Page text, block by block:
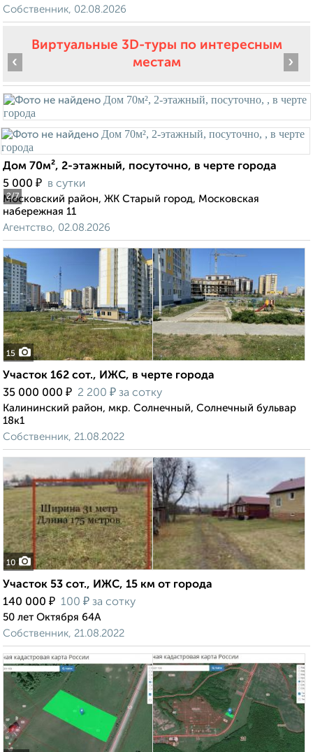
Собственник, 02.08.2026
Виртуальные 3D-туры по интересным
местам
2/7
‹ ›
Дом 70м², 2-этажный, посуточно, в черте города
5 000 ₽ в сутки
Московский район, ЖК Старый город, Московская
набережная 11
Агентство, 02.08.2026
15
Участок 162 сот., ИЖС, в черте города
35 000 000 ₽ 2 200 ₽ за сотку
Калининский район, мкр. Солнечный, Солнечный бульвар
18к1
Собственник, 21.08.2022
10
Участок 53 сот., ИЖС, 15 км от города
140 000 ₽ 100 ₽ за сотку
50 лет Октября 64А
Собственник, 21.08.2022